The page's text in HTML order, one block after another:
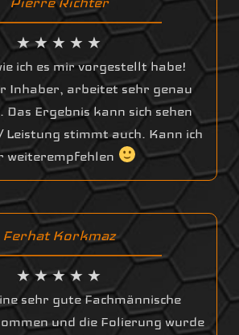
★ ★ ★ ★ ★
ich es mir vorgestellt habe!
Inhaber, arbeitet sehr genau
Das Ergebnis kann sich sehen
Leistung stimmt auch. Kann ich
weiterempfehlen
Ferhat Korkmaz
★ ★ ★ ★ ★
sehr gute Fachmännische
und die Folierung wurde